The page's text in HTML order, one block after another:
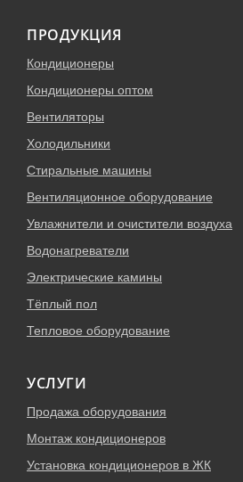
ПРОДУКЦИЯ
Кондиционеры
Кондиционеры оптом
Вентиляторы
Холодильники
Стиральные машины
Вентиляционное оборудование
Увлажнители и очистители воздуха
Водонагреватели
Электрические камины
Тёплый пол
Тепловое оборудование
УСЛУГИ
Продажа оборудования
Монтаж кондиционеров
Установка кондиционеров в ЖК